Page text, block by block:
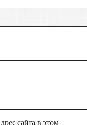
сайта в этом